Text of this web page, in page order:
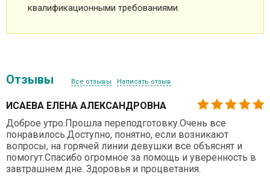
квалификационными требованиями.
Отзывы Все отзывы Написать отзыв
ИСАЕВА ЕЛЕНА АЛЕКСАНДРОВНА
Доброе утро.Прошла переподготовку.Очень все
понравилось.Доступно, понятно, если возникают
вопросы, на горячей линии девушки все объяснят и
помогут.Спасибо огромное за помощь и уверенность в
завтрашнем дне. Здоровья и процветания.